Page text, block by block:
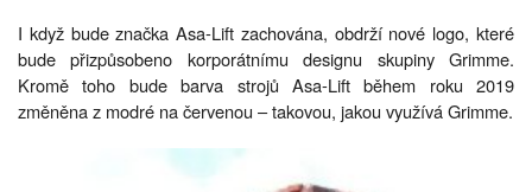
I když bude značka Asa-Lift zachována, obdrží nové logo, které
bude přizpůsobeno korporátnímu designu skupiny Grimme.
Kromě toho bude barva strojů Asa-Lift během roku 2019
změněna z modré na červenou – takovou, jakou využívá Grimme.